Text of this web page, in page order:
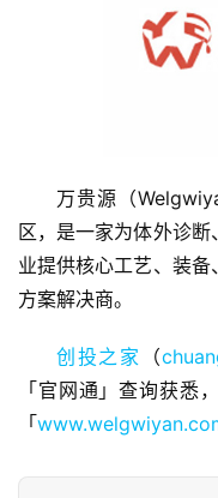
页
融
道
万贵源（
区，是一家为体外诊
业提供核心工艺、装
方案解决商。
创投之家 （
「官网通」查询获悉
「